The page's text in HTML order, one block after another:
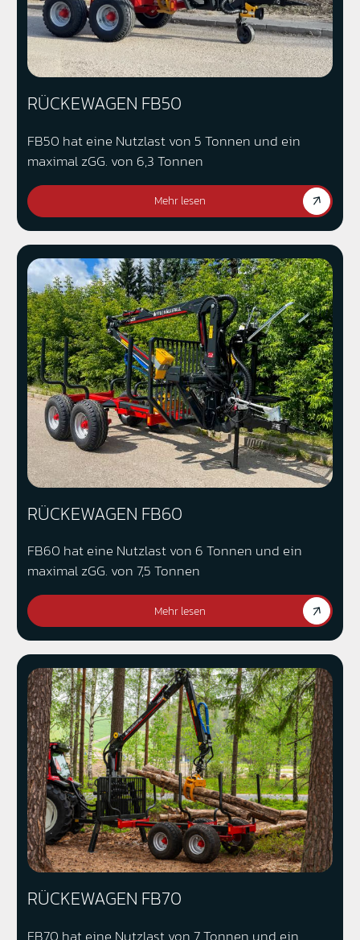
RÜCKEWAGEN FB50
FB50 hat eine Nutzlast von 5 Tonnen und ein
maximal zGG. von 6,3 Tonnen
Mehr lesen
RÜCKEWAGEN FB60
FB60 hat eine Nutzlast von 6 Tonnen und ein
maximal zGG. von 7,5 Tonnen
Mehr lesen
RÜCKEWAGEN FB70
FB70 hat eine Nutzlast von 7 Tonnen und ein